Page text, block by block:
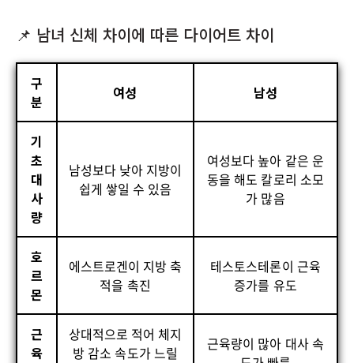
📌 남녀 신체 차이에 따른 다이어트 차이
구
분
여성 남성
기
초
대
사
량
남성보다 낮아 지방이
쉽게 쌓일 수 있음
여성보다 높아 같은 운
동을 해도 칼로리 소모
가 많음
호
르
몬
에스트로겐이 지방 축
적을 촉진
테스토스테론이 근육
증가를 유도
근
육
상대적으로 적어 체지
방 감소 속도가 느릴
근육량이 많아 대사 속